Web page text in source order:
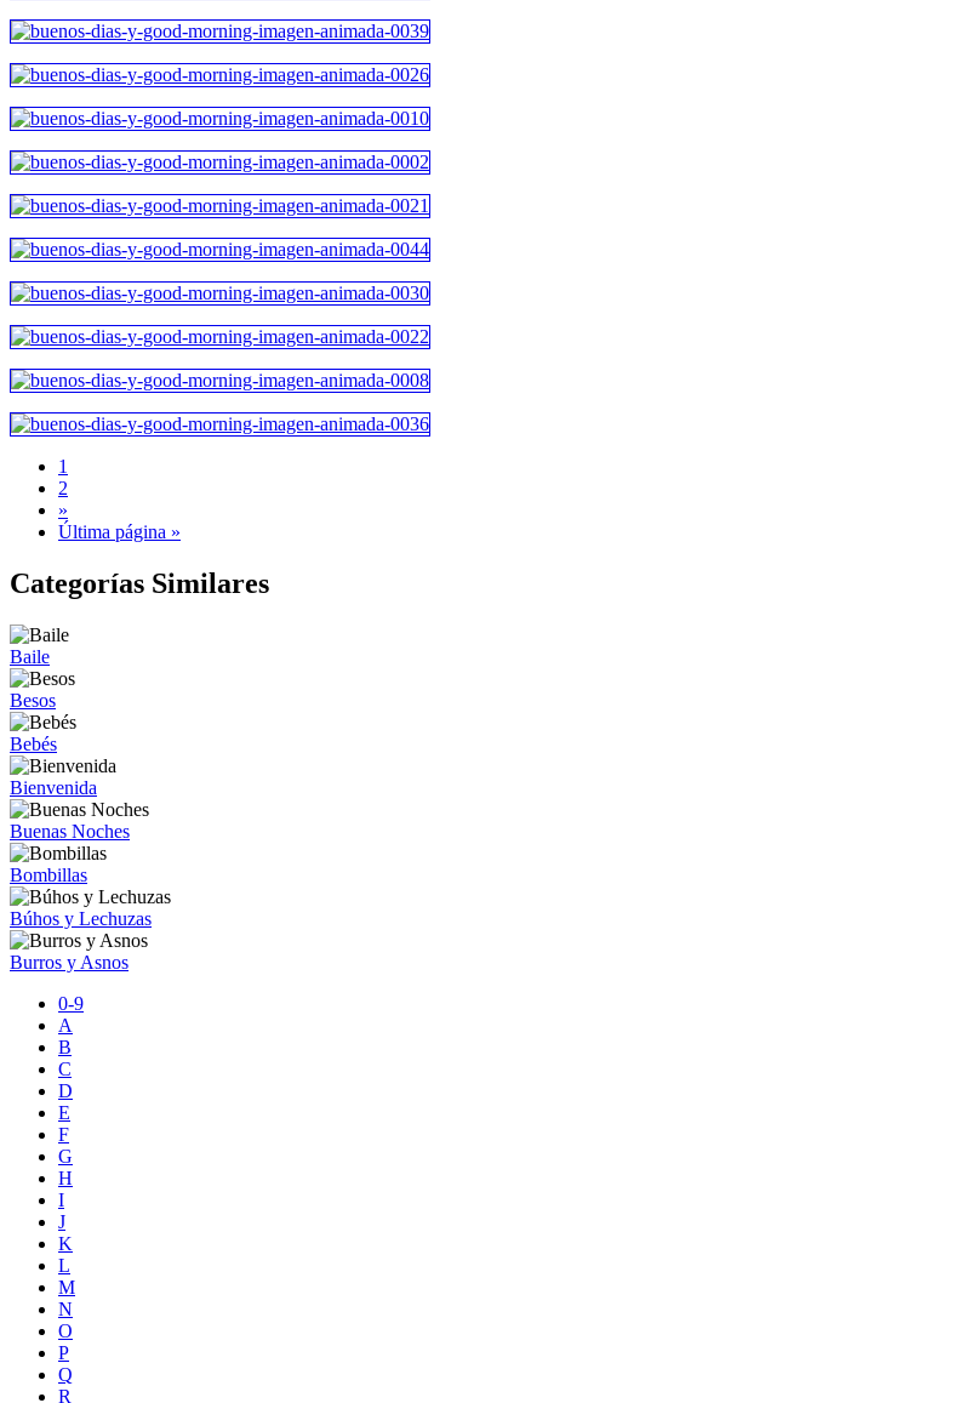
1
2
»
Última página »
Categorías Similares
Baile
Besos
Bebés
Bienvenida
Buenas Noches
Bombillas
Búhos y Lechuzas
Burros y Asnos
0-9
A
B
C
D
E
F
G
H
I
J
K
L
M
N
O
P
Q
R